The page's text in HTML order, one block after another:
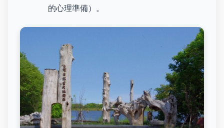
的心理準備）。